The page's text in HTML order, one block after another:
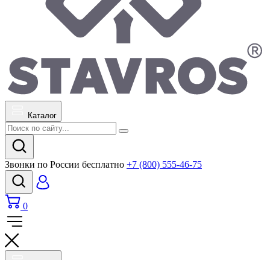
Каталог
Звонки по России бесплатно +7 (800) 555-46-75
0